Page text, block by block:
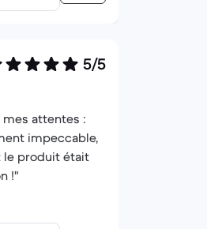
5/5
attentes :
impeccable,
le produit était
!"